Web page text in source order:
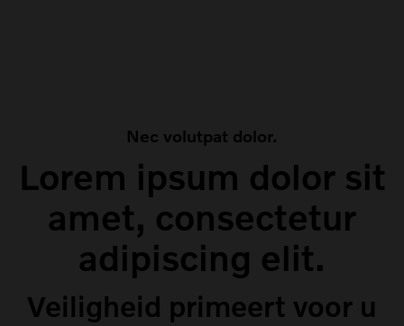
Nec volutpat dolor.
Lorem ipsum dolor sit
amet, consectetur
adipiscing elit.
Veiligheid primeert voor u